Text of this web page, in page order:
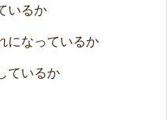
いるか
になっているか
ているか